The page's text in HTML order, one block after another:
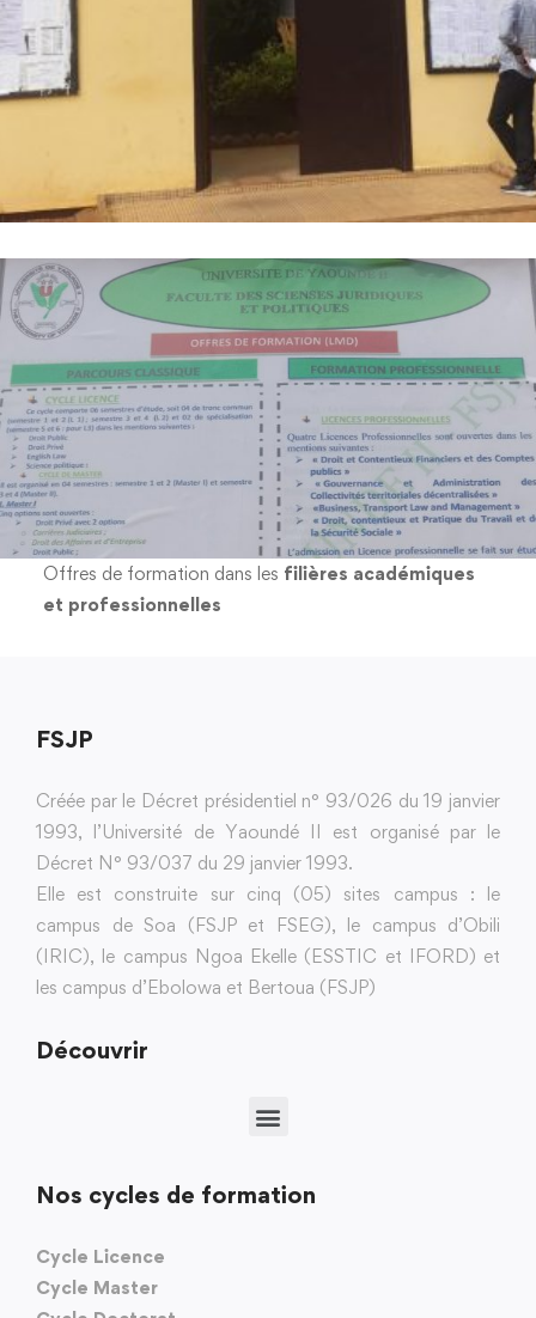
Offres de formation dans les filières académiques
et professionnelles
FSJP
Créée par le Décret présidentiel n° 93/026 du 19 janvier
1993, l’Université de Yaoundé II est organisé par le
Décret N° 93/037 du 29 janvier 1993.
Elle est construite sur cinq (05) sites campus : le
campus de Soa (FSJP et FSEG), le campus d’Obili
(IRIC), le campus Ngoa Ekelle (ESSTIC et IFORD) et
les campus d’Ebolowa et Bertoua (FSJP)
Découvrir
Nos cycles de formation
Cycle Licence
Cycle Master